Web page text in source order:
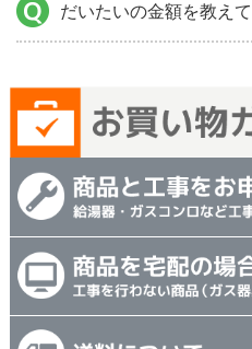
だいたいの金額を教え